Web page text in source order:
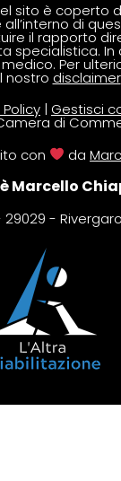
sito è coperto
di
il rapporto
specialistica. In
Per
nostro disclaimer
| Gestisci
di
con
da
Marcello
29029 -